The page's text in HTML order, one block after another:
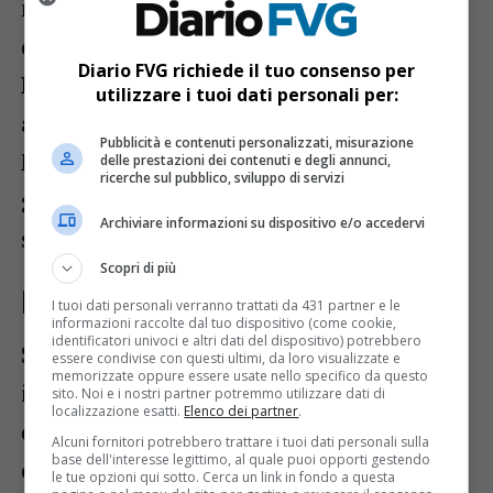
memoria il tragico precedente del 2019,
quando i poliziotti Pierluigi Rotta e
Matteo Demenegovennero uccisi
all’interno della Questura da Alejandro
Meran. Dopo quel duplice omicidio erano
già stati introdotti nuovi protocolli di
sicurezza.
La ricostruzione dell’accaduto
Secondo quanto emerso, il 47enne si era
inizialmente presentato in Questura
dichiarando di voler sporgere denuncia. A
causa del suo stato di agitazione, era stato
Diario FVG richiede il tuo consenso per
utilizzare i tuoi dati personali per:
Pubblicità e contenuti personalizzati, misurazione
delle prestazioni dei contenuti e degli annunci,
ricerche sul pubblico, sviluppo di servizi
Archiviare informazioni su dispositivo e/o accedervi
Scopri di più
I tuoi dati personali verranno trattati da 431 partner e le
informazioni raccolte dal tuo dispositivo (come cookie,
identificatori univoci e altri dati del dispositivo) potrebbero
essere condivise con questi ultimi, da loro visualizzate e
memorizzate oppure essere usate nello specifico da questo
sito. Noi e i nostri partner potremmo utilizzare dati di
localizzazione esatti. Elenco dei partner.
Alcuni fornitori potrebbero trattare i tuoi dati personali sulla
base dell'interesse legittimo, al quale puoi opporti gestendo
le tue opzioni qui sotto. Cerca un link in fondo a questa